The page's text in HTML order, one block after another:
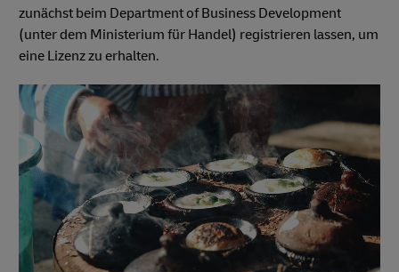
zunächst beim Department of Business Development
(unter dem Ministerium für Handel) registrieren lassen, um
eine Lizenz zu erhalten.